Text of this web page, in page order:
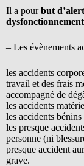
Il a pourbut
dysfonctionnement
– Les évènements
les accidents
travail et des frais
accompagné de
les accidents
les accidents bénins
les presque
personne (ni
presque accident
grave.